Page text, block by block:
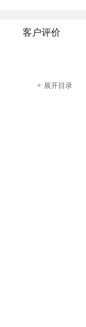
客户评价
+ 展开目录